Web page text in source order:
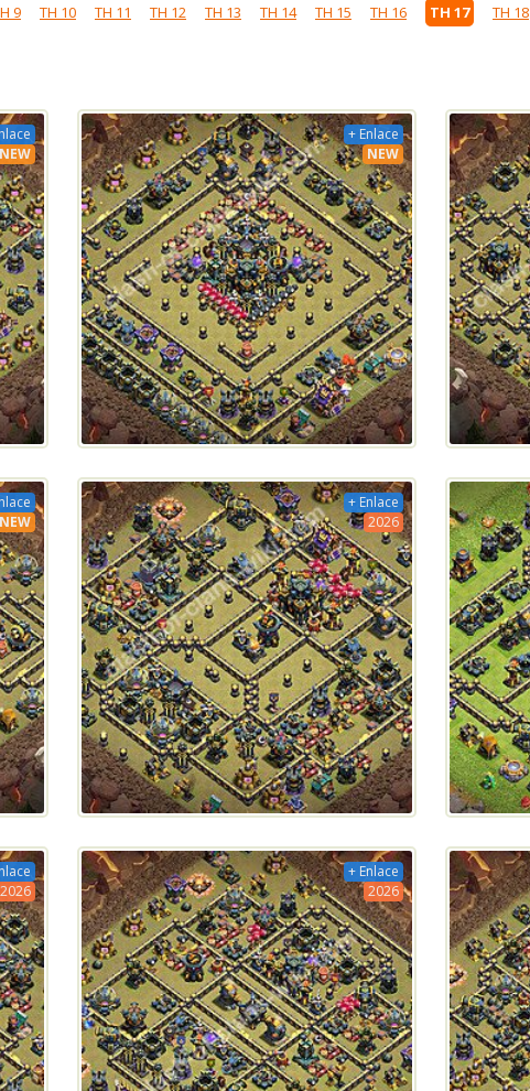
9 TH 10 TH 11 TH 12 TH 13 TH 14 TH 15 TH 16 TH 17 TH 18
+ Enlace
NEW
+ Enlace
2026
2026
+ Enlace
2026